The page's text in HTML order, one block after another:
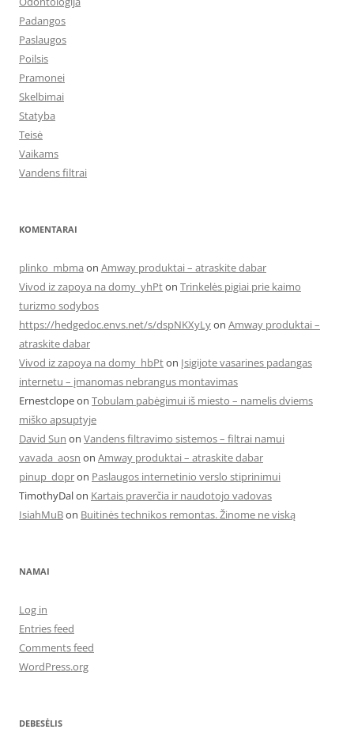
Padangos
Paslaugos
Poilsis
Pramonei
Skelbimai
Statyba
Teisė
Vaikams
Vandens filtrai
KOMENTARAI
plinko_mbma on Amway produktai – atraskite dabar
Vivod iz zapoya na domy_yhPton Trinkelės pigiai prie kaimo
turizmo sodybos
https://hedgedoc.envs.net/s/dspNKXyLyon Amway produktai –
atraskite dabar
Vivod iz zapoya na domy_hbPton Įsigijote vasarines padangas
internetu – įmanomas nebrangus montavimas
Ernestclopeon Tobulam pabėgimui iš miesto – namelis dviems
miško apsuptyje
David Sun on Vandens filtravimo sistemos – filtrai namui
vavada_aosn on Amway produktai – atraskite dabar
pinup_dopron Paslaugos internetinio verslo stiprinimui
TimothyDalon Kartais praverčia ir naudotojo vadovas
IsiahMuBon Buitinės technikos remontas. Žinome ne viską
NAMAI
Log in
Entries feed
Comments feed
WordPress.org
DEBESĖLIS